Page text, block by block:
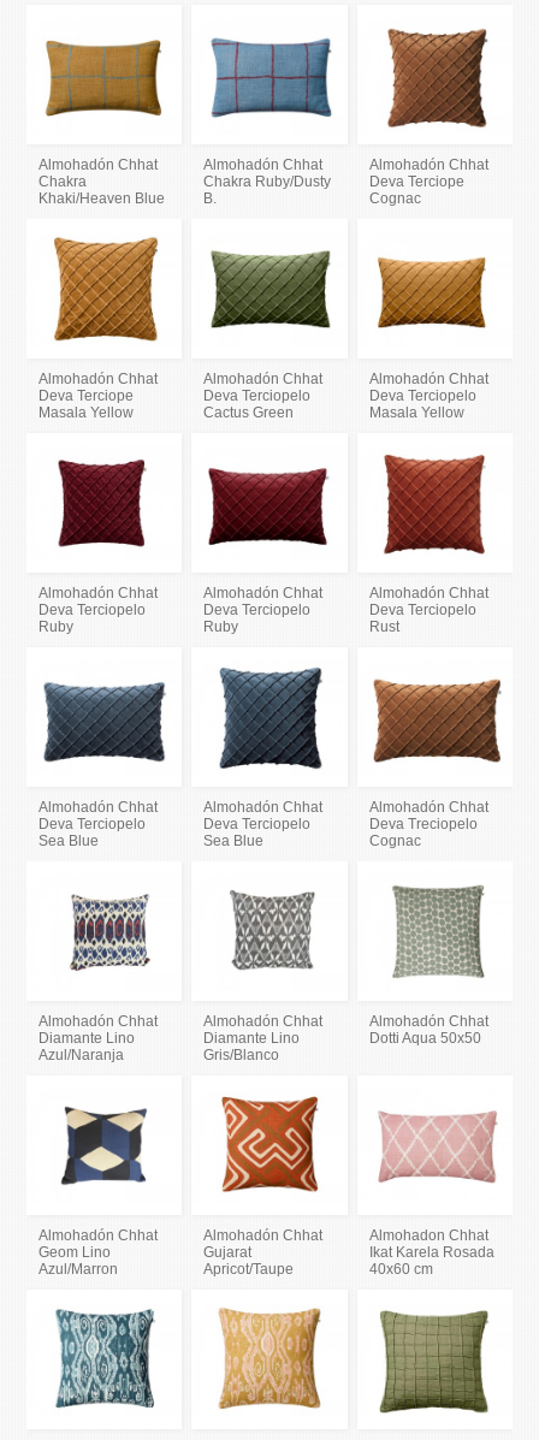
Almohadón Chhat
Chakra
Khaki/Heaven Blue
Almohadón Chhat
Chakra Ruby/Dusty
B.
Almohadón Chhat
Deva Terciope
Cognac
Almohadón Chhat
Deva Terciope
Masala Yellow
Almohadón Chhat
Deva Terciopelo
Cactus Green
Almohadón Chhat
Deva Terciopelo
Masala Yellow
Almohadón Chhat
Deva Terciopelo
Ruby
Almohadón Chhat
Deva Terciopelo
Ruby
Almohadón Chhat
Deva Terciopelo
Rust
Almohadón Chhat
Deva Terciopelo
Sea Blue
Almohadón Chhat
Deva Terciopelo
Sea Blue
Almohadón Chhat
Deva Treciopelo
Cognac
Almohadón Chhat
Diamante Lino
Azul/Naranja
Almohadón Chhat
Diamante Lino
Gris/Blanco
Almohadón Chhat
Dotti Aqua 50x50
Almohadón Chhat
Geom Lino
Azul/Marron
Almohadón Chhat
Gujarat
Apricot/Taupe
Almohadon Chhat
Ikat Karela Rosada
40x60 cm